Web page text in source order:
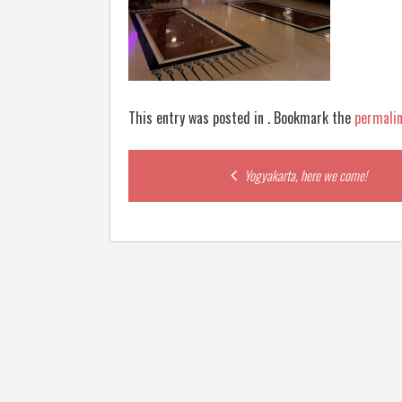
This entry was posted in . Bookmark the
navigation
Yogyakarta, here we come!